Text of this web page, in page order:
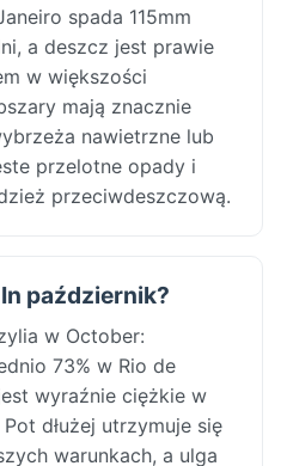
spada 115mm
a deszcz jest prawie
w większości
mają znacznie
nawietrzne lub
przelotne opady i
przeciwdeszczową.
październik?
w October:
73% w Rio de
wyraźnie ciężkie w
dłużej utrzymuje się
warunkach, a ulga